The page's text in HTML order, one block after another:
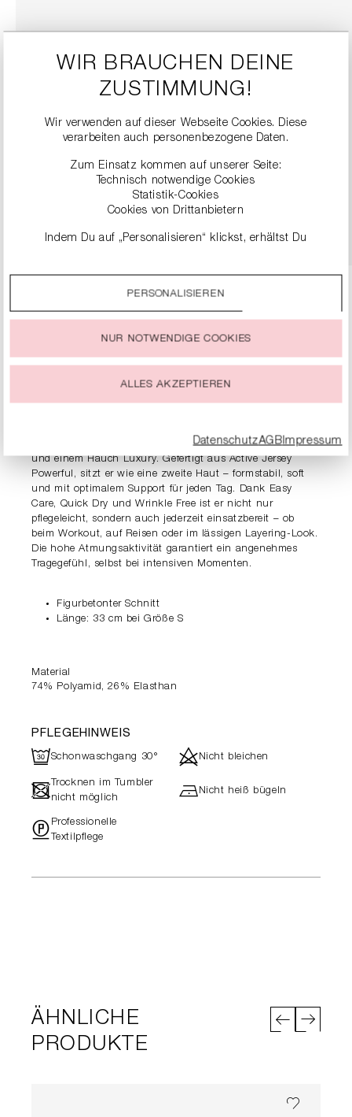
279,00 €
PRODUKTDETAILS
Bustier überzeugt mit cleanem Design, starker Funktion
und einem Hauch Luxury. Gefertigt aus Active Jersey
Powerful, sitzt er wie eine zweite Haut – formstabil, soft
und mit optimalem Support für jeden Tag. Dank Easy
Care, Quick Dry und Wrinkle Free ist er nicht nur
pflegeleicht, sondern auch jederzeit einsatzbereit – ob
beim Workout, auf Reisen oder im lässigen Layering-Look.
Die hohe Atmungsaktivität garantiert ein angenehmes
Tragegefühl, selbst bei intensiven Momenten.
Figurbetonter Schnitt
Länge: 33 cm bei Größe S
Material
74% Polyamid, 26% Elasthan
PFLEGEHINWEIS
RSchonwaschgang 30° dNicht bleichen
- Trocknen im Tumbler
nicht möglich
hNicht heiß bügeln
"Professionelle
Textilpflege
ÄHNLICHE
PRODUKTE
WIR BRAUCHEN DEINE
ZUSTIMMUNG!
Wir verwenden auf dieser Webseite Cookies. Diese
verarbeiten auch personenbezogene Daten.
Zum Einsatz kommen auf unserer Seite:
Technisch notwendige Cookies
Statistik-Cookies
Cookies von Drittanbietern
Indem Du auf „Personalisieren“ klickst, erhältst Du
Durch einen Klick auf das Auswahlfeld „Alle akzeptieren“
stimmst Du der Verwendung aller Cookies zu, die unter
jeder Zeit ändern oder widerrufen.
PERSONALISIEREN
NUR NOTWENDIGE COOKIES
ALLES AKZEPTIEREN
DatenschutzAGBImpressum